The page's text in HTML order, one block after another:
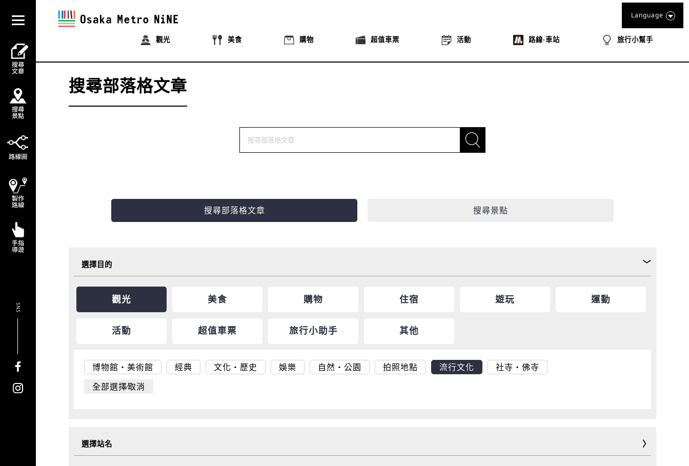
觀光 美食 購物 超值車票 活動 路線‧車站 旅行小幫手
Language
SNS
搜尋部落格文章
搜尋部落格文章 搜尋景點
選擇目的
觀光 美食 購物 住宿 遊玩 運動
活動 超值車票 旅行小助手 其他
博物館・美術館 經典 文化・歷史 娛樂 自然・公園 拍照地點 流行文化
社寺・佛寺
全部選擇∕取消
選擇站名